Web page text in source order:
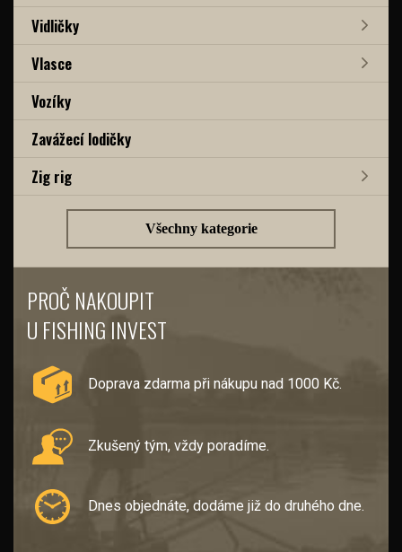
Vidličky
Vlasce
Vozíky
Zavážecí lodičky
Zig rig
Všechny kategorie
PROČ NAKOUPIT
U FISHING INVEST
Doprava zdarma při nákupu nad 1000 Kč.
Zkušený tým, vždy poradíme.
Dnes objednáte, dodáme již do druhého dne.